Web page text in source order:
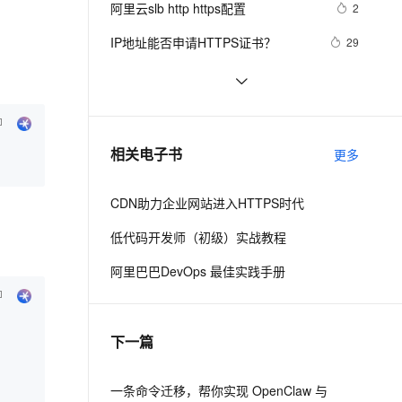
阿里云slb http https配置 2
IP地址能否申请HTTPS证书？ 29
GrayLog使用HTTP JSONPath方式
Jmeter系列（21）- 详解 HTTP
Request
相关电子书 更多
CDN助力企业网站进入HTTPS时代
低代码开发师（初级）实战教程
阿里巴巴DevOps 最佳实践手册
下一篇
一条命令迁移，帮你实现 OpenClaw 与
Cosyvoice-V3-Flash
千问办公 NEW
一站式AI生产力平台
伶鹊
Milvus 弹性伸缩功能新增节
Agent 数据网关
识别商机，让客服更高效、服务更出色。
上云场景组合购
精选AI产品，从模型到应用全链提效
新老同享，达量后返
VPN
机器学习
我要投诉